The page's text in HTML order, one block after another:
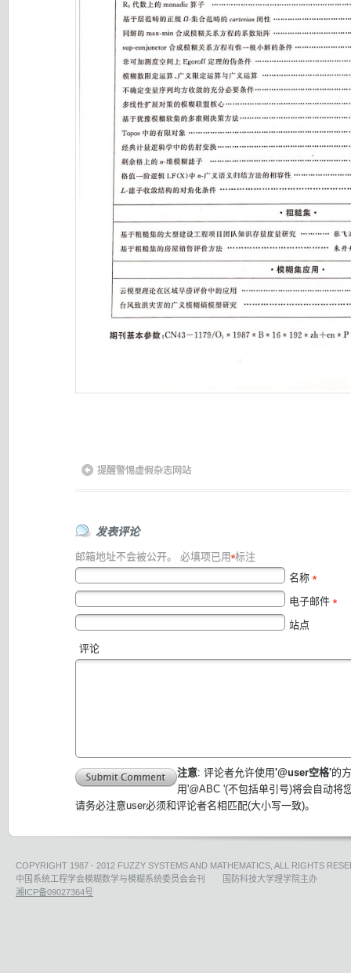
提醒警惕虚假杂志网站
发表评论
邮箱地址不会被公开。 必填项已用*标注
名称*
电子邮件*
站点
评论
注意: 评论者允许使用'@user空格'的
用'@ABC '(不包括单引号)将会自动将
请务必注意user必须和评论者名相匹配(大小写一致)。
COPYRIGHT 1987 - 2012 FUZZY SYSTEMS AND MATHEMATICS, ALL RIGHTS
中国系统工程学会模糊数学与模糊系统委员会会刊 国防科技大学理学院主办
湘ICP备09027364号